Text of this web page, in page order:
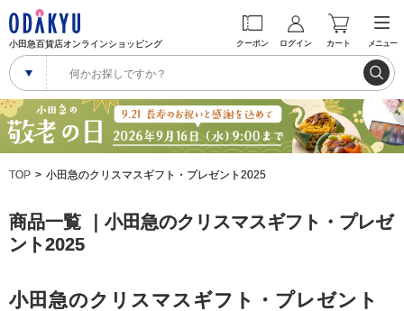
小田急百貨店オンラインショッピング クーポン ログイン カート メニュー
TOP 小田急のクリスマスギフト・プレゼント2025
商品一覧 ｜小田急のクリスマスギフト・プレゼ
ント2025
小田急のクリスマスギフト・プレゼント